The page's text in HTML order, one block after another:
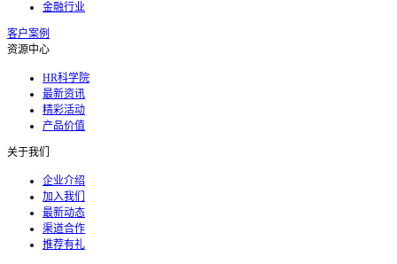
金融行业
客户案例
资源中心
HR科学院
最新资讯
精彩活动
产品价值
关于我们
企业介绍
加入我们
最新动态
渠道合作
推荐有礼